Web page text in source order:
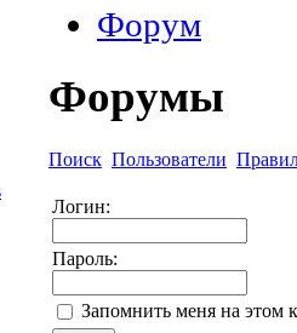
Форум
Форумы
Поиск Пользователи
Логин:
Пароль:
Запомнить меня на этом